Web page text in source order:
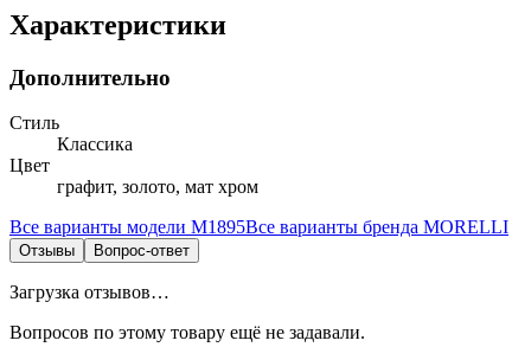
Характеристики
Дополнительно
Стиль
Классика
Цвет
графит, золото, мат хром
Все варианты модели M1895Все варианты бренда MORELLI
Отзывы Вопрос-ответ
Загрузка отзывов…
Вопросов по этому товару ещё не задавали.